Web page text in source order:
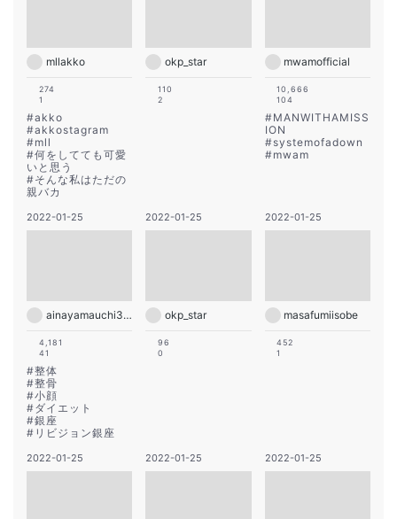
mllakko
274
1
#akko
#akkostagram
#mll
#何をしてても可愛
いと思う
#そんな私はただの
親バカ
okp_star
110
2
mwamofficial
10,666
104
#MANWITHAMISS
ION
#systemofadown
#mwam
2022-01-25
ainayamauchi3131
4,181
41
#整体
#整骨
#小顔
#ダイエット
#銀座
# リビジョン銀座
2022-01-25
okp_star
96
0
2022-01-25
masafumiisobe
452
1
2022-01-25 2022-01-25 2022-01-25